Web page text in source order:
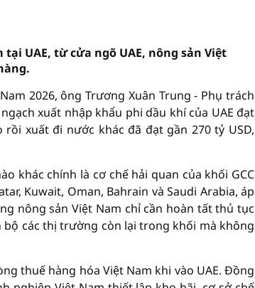
UAE, từ cửa ngõ UAE, nông sản Việt
2026, ông Trương Xuân Trung - Phụ trách
xuất nhập khẩu phi dầu khí của UAE đạt
xuất đi nước khác đã đạt gần 270 tỷ USD,
khác chính là cơ chế hải quan của khối GCC
Kuwait, Oman, Bahrain và Saudi Arabia, áp
nông sản Việt Nam chỉ cần hoàn tất thủ tục
bộ các thị trường còn lại trong khối mà không
thuế hàng hóa Việt Nam khi vào UAE. Đồng